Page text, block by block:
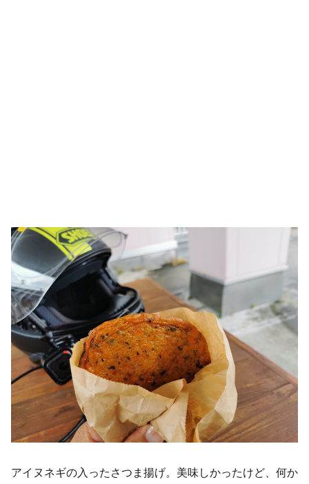
アイヌネギの入ったさつま揚げ。美味しかったけど、何か